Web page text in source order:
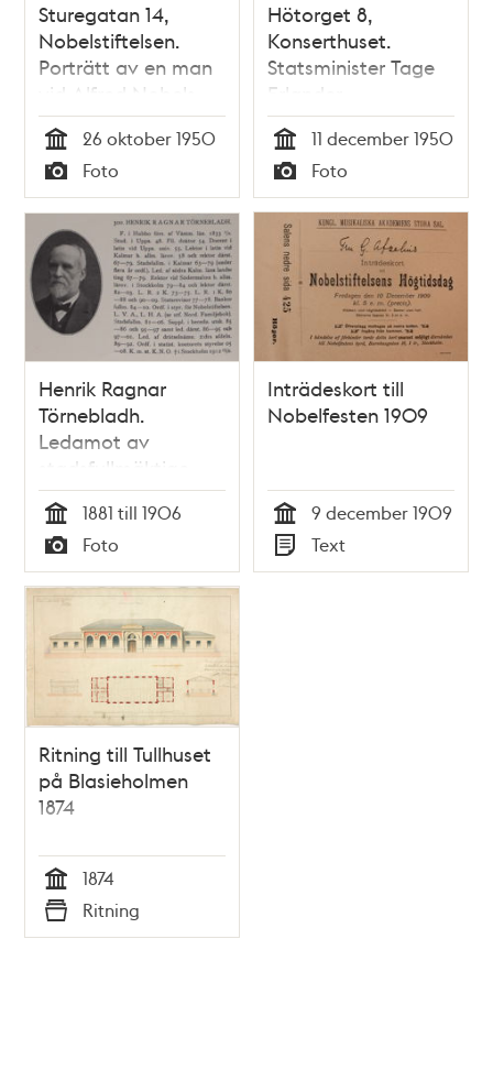
Sturegatan 14,
Nobelstiftelsen.
Porträtt av en man
vid Alfred Nobels
byst. Troligtvis
Nobelstiftelsens
direktör Nils Ståhle
Tid
26 oktober 1950
Typ
Foto
Hötorget 8,
Konserthuset.
Statsminister Tage
Erlander,
flygvapenchefen
Nordenskiöld och
Elektronikbolagets
chef S. Jansson får
en demonstration
om television av Mr
Walter Lawrence
från RCA
Tid
11 december 1950
Typ
Foto
Henrik Ragnar
Törnebladh.
Ledamot av
stadsfullmäktige
1881-1906
Tid
1881 till 1906
Typ
Foto
Inträdeskort till
Nobelfesten 1909
Tid
9 december 1909
Typ
Text
Ritning till Tullhuset
på Blasieholmen
1874
Tid
1874
Typ
Ritning